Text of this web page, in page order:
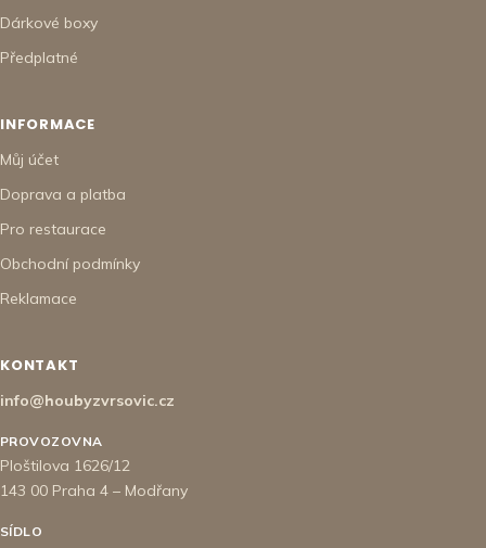
Dárkové boxy
Předplatné
INFORMACE
Můj účet
Doprava a platba
Pro restaurace
Obchodní podmínky
Reklamace
KONTAKT
info@houbyzvrsovic.cz
PROVOZOVNA
Ploštilova 1626/12
143 00 Praha 4 – Modřany
SÍDLO